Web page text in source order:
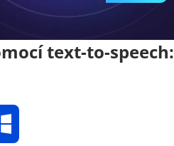
text-to-speech: